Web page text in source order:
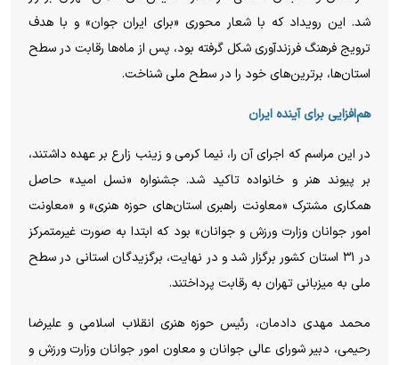
شد. این رویداد که با شعار محوری «برای ایران جوان» و با هدف
ترویج فرهنگ فرزندآوری شکل گرفته بود، پس از ماه‌ها رقابت در سطح
استان‌ها، برترین‌های خود را در سطح ملی شناخت.
هم‌افزایی برای آینده ایران
در این مراسم که اجرای آن را، نیما کرمی و زینب زارع بر عهده داشتند،
بر پیوند هنر و خانواده تاکید شد. جشنواره «نسل امید» حاصل
همکاری مشترک «معاونت راهبری استان‌های حوزه هنری» و «معاونت
امور جوانان وزارت ورزش و جوانان» بود که ابتدا به صورت غیرمتمرکز
در ۳۱ استان کشور برگزار شد و در نهایت، برگزیدگان استانی در سطح
ملی به میزبانی تهران به رقابت پرداختند.
محمد مهدی دادمان، رئیس حوزه هنری انقلاب اسلامی و علیرضا
رحیمی، دبیر شورای عالی جوانان و معاون امور جوانان وزارت ورزش و